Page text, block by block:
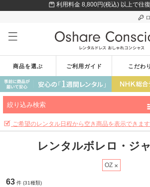
利用料金 8,800円(税込) 以上で往
商品を選ぶ ご利用ガイド こだわり
絞り込み検索
ご希望のレンタル日程から空き商品を表示できます
レンタルボレロ・ジ
OZ
63 件 (31種類)